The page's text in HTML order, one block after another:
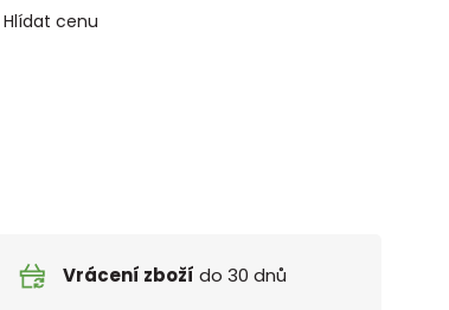
Hlídat cenu
Vrácení zboží do 30 dnů